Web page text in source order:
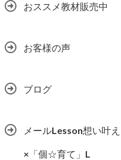
おススメ教材販売中
お客様の声
ブログ
メールLesson想い叶
×「個☆育て」L